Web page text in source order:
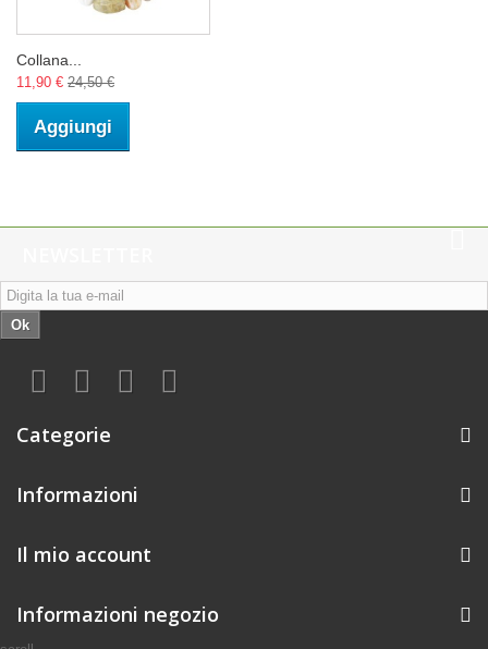
Collana...
11,90 € 24,50 €
Aggiungi
Ok
Categorie
Informazioni
Il mio account
Informazioni negozio